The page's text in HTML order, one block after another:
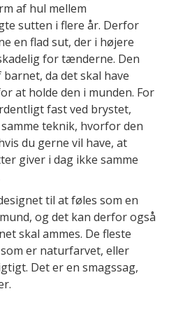
af hul mellem
sutten i flere år. Derfor
en flad sut, der i højere
for tænderne. Den
da det skal have
at holde den i munden. For
fast ved brystet,
teknik, hvorfor den
du gerne vil have, at
giver i dag ikke samme
til at føles som en
og det kan derfor også
skal ammes. De fleste
er naturfarvet, eller
Det er en smagssag,